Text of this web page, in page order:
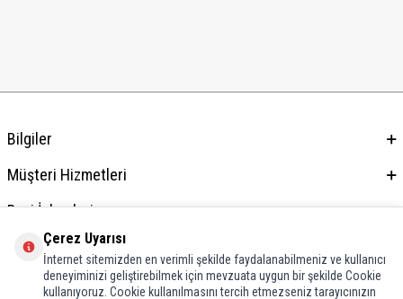
Bilgiler
Müşteri Hizmetleri
Bayi İşlemleri
Adres & İletişim
Çerez Uyarısı
İnternet sitemizden en verimli şekilde faydalanabilmeniz ve kullanıcı
deneyiminizi geliştirebilmek için mevzuata uygun bir şekilde Cookie
kullanıyoruz. Cookie kullanılmasını tercih etmezseniz tarayıcınızın